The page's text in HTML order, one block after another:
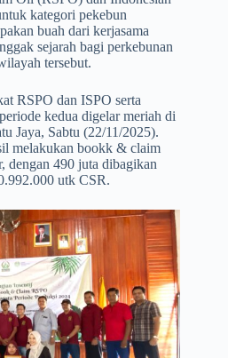
kategori pekebun
buah dari kerjasama
sejarah bagi perkebunan
tersebut.
RSPO dan ISPO serta
kedua digelar meriah di
Jaya, Sabtu (22/11/2025).
melakukan bookk & claim
dengan 490 juta dibagikan
utk CSR.